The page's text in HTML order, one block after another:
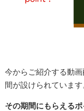
今からご紹介する動
間が設けられています
その期間にもらえる